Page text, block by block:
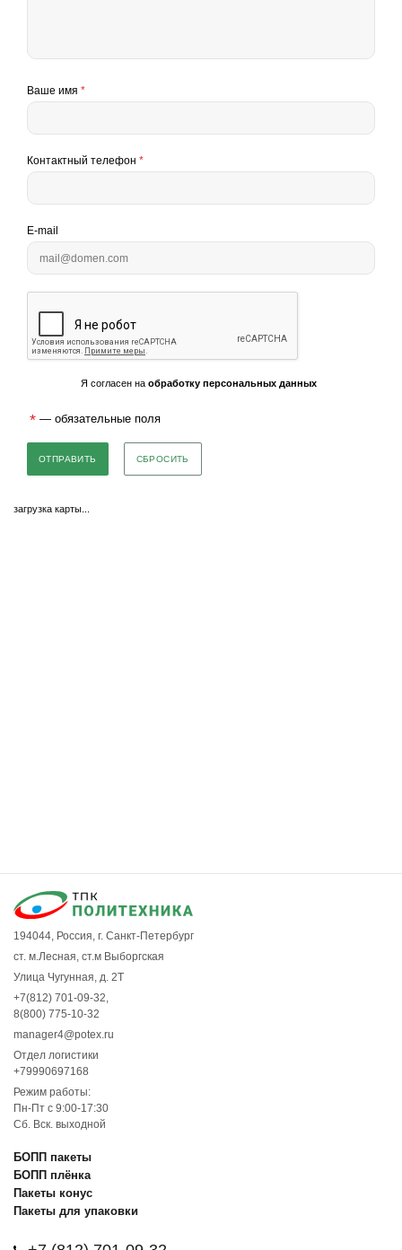
Ваше имя *
Контактный телефон *
E-mail
Я согласен на обработку персональных данных
* — обязательные поля
СБРОСИТЬ
загрузка карты...
194044, Россия, г. Санкт-Петербург
ст. м.Лесная, ст.м Выборгская
Улица Чугунная, д. 2Т
+7(812) 701-09-32
8(800) 775-10-32
manager4@potex.ru
Отдел логистики
+79990697168
Режим работы:
Пн-Пт с 9:00-17:30
Сб. Вск. выходной
БОПП пакеты
БОПП плёнка
Пакеты конус
Пакеты для упаковки